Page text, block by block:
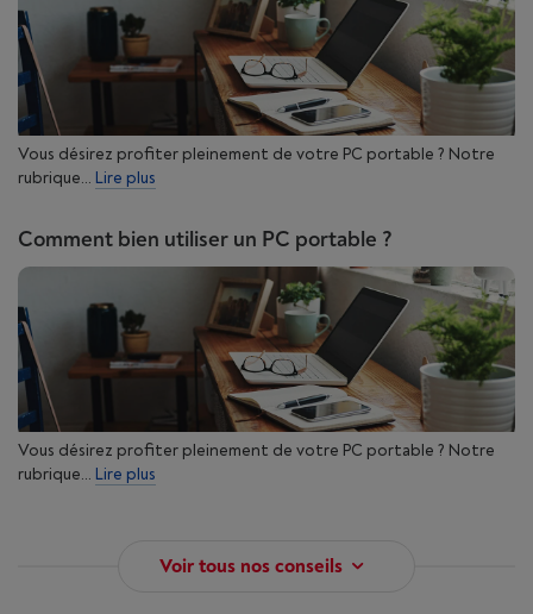
Vous désirez profiter pleinement de votre PC portable ? Notre
rubrique... Lire plus
Comment bien utiliser un PC portable ?
Vous désirez profiter pleinement de votre PC portable ? Notre
rubrique... Lire plus
Voir tous nos conseils